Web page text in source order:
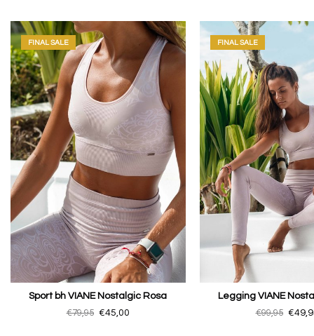
FINAL SALE
Sport bh VIANE Nostalgic Rosa
€79,95 €45,00
FINAL SALE
Legging VIANE
€99,95